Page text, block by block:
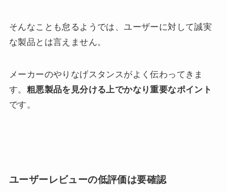
そんなことも怠るようでは、ユーザーに対して誠実
な製品とは言えません。
メーカーのやりなげスタンスがよく伝わってきま
す。 粗悪製品を見分ける上でかなり重要なポイント
です。
ユーザーレビューの低評価は要確認